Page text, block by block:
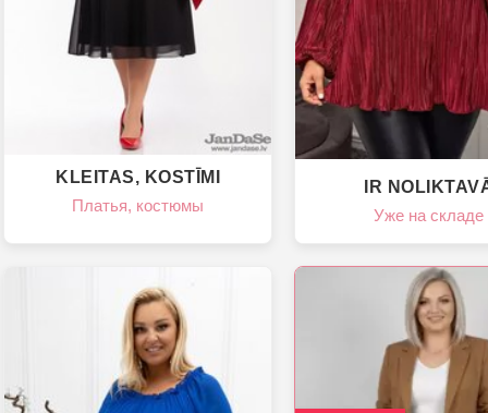
KLEITAS, KOSTĪMI
Платья, костюмы
IR
Уже на складе